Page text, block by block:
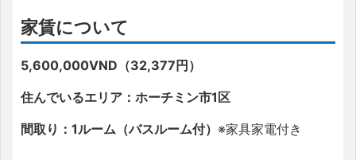
家賃について
5,600,000VND（32,377円）
住んでいるエリア： ホーチミン市1区
間取り： 1ルーム（バスルーム付） ※家具家電付き